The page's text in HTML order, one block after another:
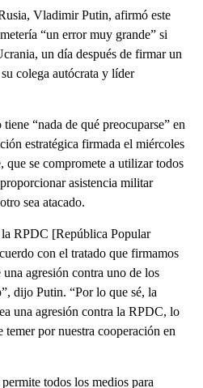
Vladimir Putin, afirmó este
“un error muy grande” si
un día después de firmar un
colega autócrata y líder
“nada de qué preocuparse” en
estratégica firmada el miércoles
se compromete a utilizar todos
asistencia militar
sea atacado.
RPDC [República Popular
con el tratado que firmamos
agresión contra uno de los
dijo Putin. “Por lo que sé, la
una agresión contra la RPDC, lo
por nuestra cooperación en
todos los medios para